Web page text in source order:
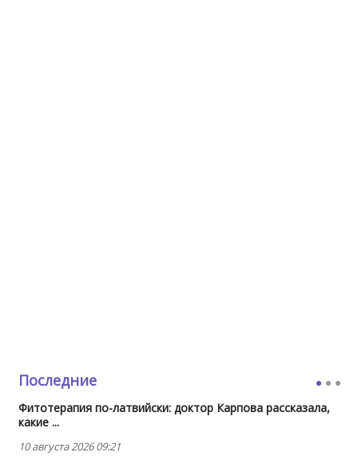
Последние
Фитотерапия по-латвийски: доктор Карпова рассказала,
какие ...
10 августа 2026 09:21